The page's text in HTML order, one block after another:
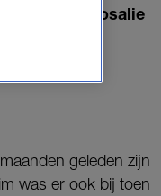
haar zus Rosalie
geleden zijn
was er ook bij toen